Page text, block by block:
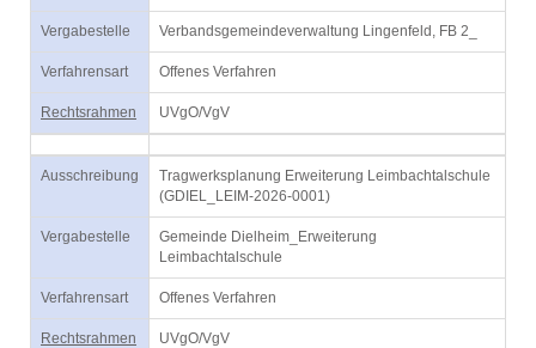
Vergabestelle Verbandsgemeindeverwaltung Lingenfeld, FB 2_
Verfahrensart Offenes Verfahren
Rechtsrahmen UVgO/VgV
Ausschreibung
Tragwerksplanung Erweiterung Leimbachtalschule
(GDIEL_LEIM-2026-0001)
Vergabestelle
Gemeinde Dielheim_Erweiterung
Leimbachtalschule
Verfahrensart Offenes Verfahren
Rechtsrahmen UVgO/VgV